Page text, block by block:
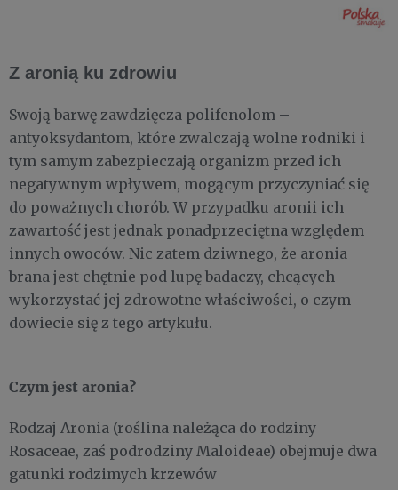
Z aronią ku zdrowiu
Swoją barwę zawdzięcza polifenolom –
antyoksydantom, które zwalczają wolne rodniki i
tym samym zabezpieczają organizm przed ich
negatywnym wpływem, mogącym przyczyniać się
do poważnych chorób. W przypadku aronii ich
zawartość jest jednak ponadprzeciętna względem
innych owoców. Nic zatem dziwnego, że aronia
brana jest chętnie pod lupę badaczy, chcących
wykorzystać jej zdrowotne właściwości, o czym
dowiecie się z tego artykułu.
Czym jest aronia?
Rodzaj Aronia (roślina należąca do rodziny
Rosaceae, zaś podrodziny Maloideae) obejmuje dwa
gatunki rodzimych krzewów